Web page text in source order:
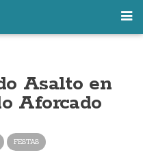
Asalto en
Aforcado
FESTAS